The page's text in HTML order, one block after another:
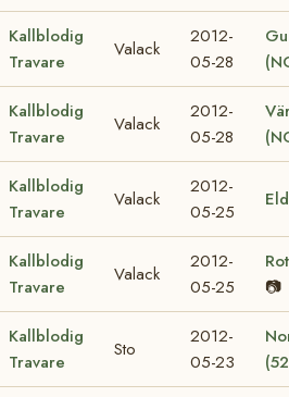
Kallblodig
Travare
Valack
2012-
05-28
Kallblodig
Travare
Valack
2012-
05-28
Kallblodig
Travare
Valack
2012-
05-25
Kallblodig
Travare
Valack
2012-
05-25
📷
Kallblodig
Travare
Sto
2012-
05-23